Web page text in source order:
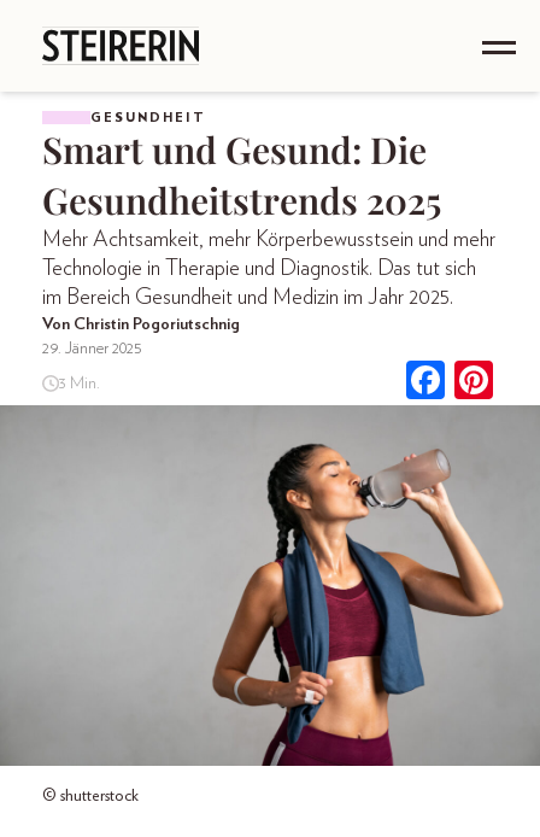
GESUNDHEIT
Smart und Gesund: Die
Gesundheitstrends 2025
Mehr Achtsamkeit, mehr Körperbewusstsein und mehr
Technologie in Therapie und Diagnostik. Das tut sich
im Bereich Gesundheit und Medizin im Jahr 2025.
Von Christin Pogoriutschnig
29. Jänner 2025
3 Min.
© shutterstock